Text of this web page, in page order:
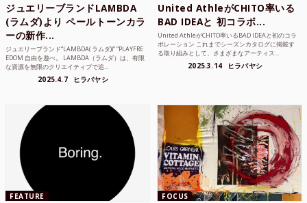
ジュエリーブランドLAMBDA
(ラムダ)より ペールトーンカラ
ーの新作...
ジュエリーブランド“LAMBDA( ラムダ))” “PLAYFRE
EDOM 自由を遊べ。 LAMBDA（ラムダ）は、有限
な資源を無限のクリエイティブで追...
2025.4.7 ヒラバヤシ
United AthleがCHITO率いる
BAD IDEAと 初コラボ...
United AthleがCHITO率いるBAD IDEAと初のコラ
ボレーション これまでシーズンカタログに掲載す
る取り組みとして、さまざまなアーティス...
2025.3.14 ヒラバヤシ
FEATURE FOCUS